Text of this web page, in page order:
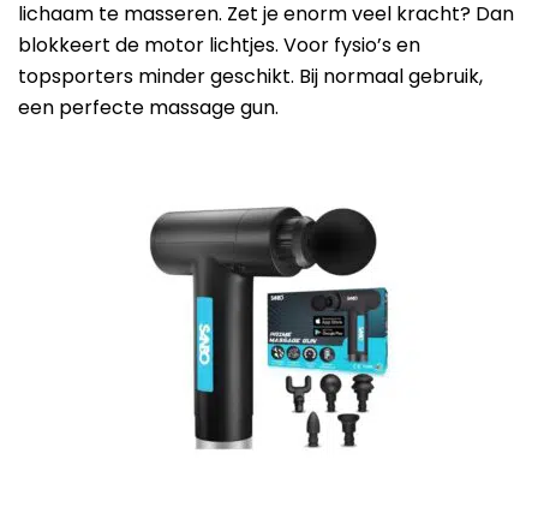
lichaam te masseren. Zet je enorm veel kracht? Dan
blokkeert de motor lichtjes. Voor fysio’s en
topsporters minder geschikt. Bij normaal gebruik,
een perfecte massage gun.